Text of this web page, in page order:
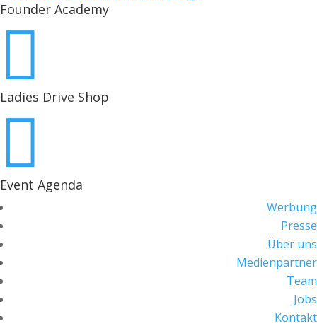
Founder Academy

Ladies Drive Shop

Event Agenda
Werbung
Presse
Über uns
Medienpartner
Team
Jobs
Kontakt